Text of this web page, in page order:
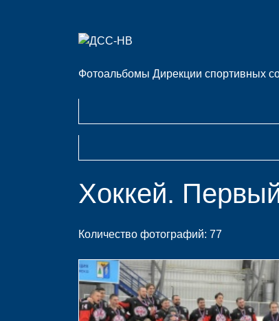
Фотоальбомы Дирекции спортивных
Хоккей.
Количество фотографий: 77